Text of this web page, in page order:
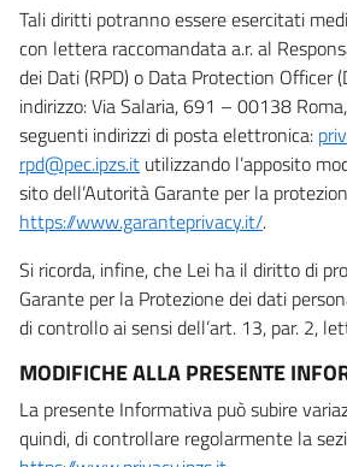
Tali diritti potranno essere esercitati
con lettera raccomandata a.r. al
dei Dati (RPD) o Data Protection Officer
indirizzo: Via Salaria, 691 – 00138
seguenti indirizzi di posta elettronica:
rpd@pec.ipzs.it utilizzando l’apposito
sito dell’Autorità Garante per la
https://www.garanteprivacy.it/.
Si ricorda, infine, che Lei ha il diritto di
Garante per la Protezione dei dati
di controllo ai sensi dell’art. 13, par. 2,
MODIFICHE ALLA PRESENTE
La presente Informativa può subire
quindi, di controllare regolarmente la